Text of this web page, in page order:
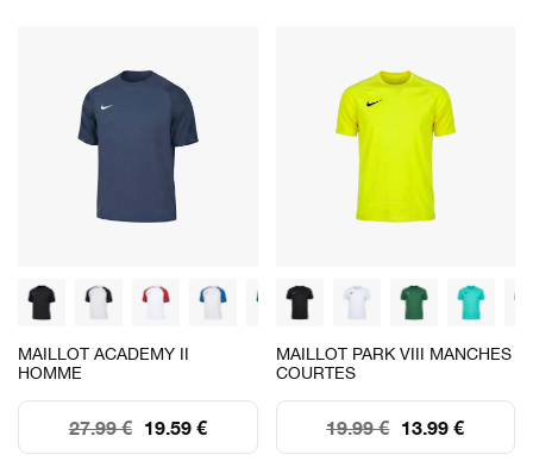
MAILLOT ACADEMY II
HOMME
19.59 €
27.99 €
MAILLOT PARK VIII MANCHES
COURTES
13.99 €
19.99 €